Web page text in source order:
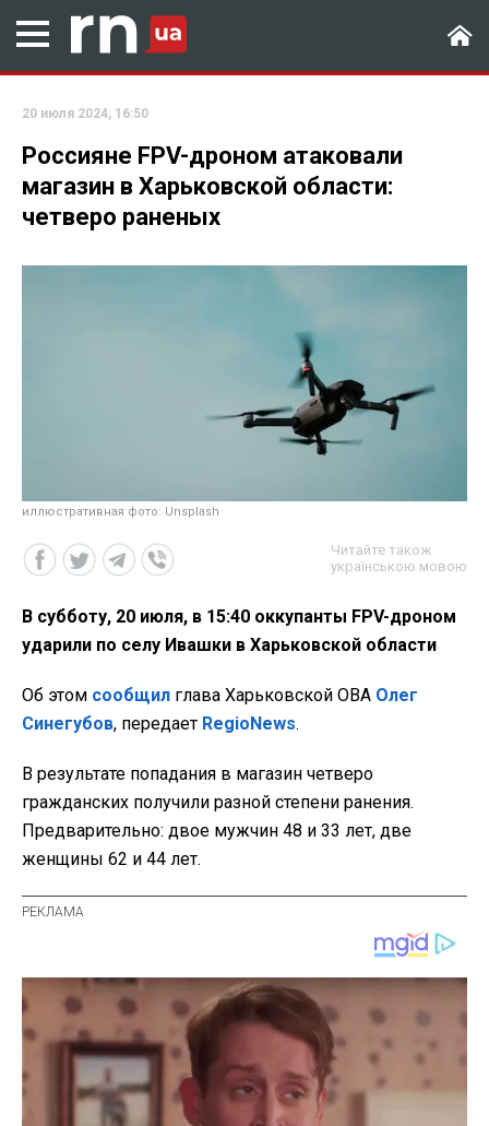
20 июля 2024, 16:50
Россияне FPV-дроном атаковали
магазин в Харьковской области:
четверо раненых
иллюстративная фото: Unsplash
Читайте також
українською мовою
В субботу, 20 июля, в 15:40 оккупанты FPV-дроном
ударили по селу Ивашки в Харьковской области
Об этом сообщил глава Харьковской ОВА Олег
Синегубов, передает RegioNews.
В результате попадания в магазин четверо
гражданских получили разной степени ранения.
Предварительно: двое мужчин 48 и 33 лет, две
женщины 62 и 44 лет.